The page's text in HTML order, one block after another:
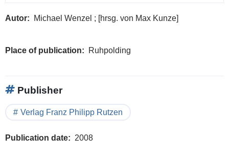
Autor Michael Wenzel ; [hrsg. von Max Kunze]
Place of publication Ruhpolding
Publisher
Verlag Franz Philipp Rutzen
Publication date 2008